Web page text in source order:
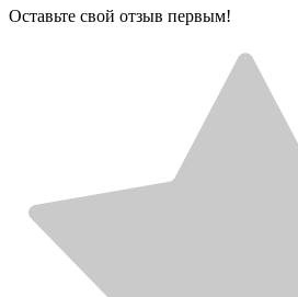
Оставьте свой отзыв первым!